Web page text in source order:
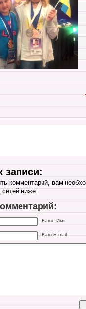
записи:
комментарий, вам
сетей ниже:
Ваше Имя
Ваш E-mail